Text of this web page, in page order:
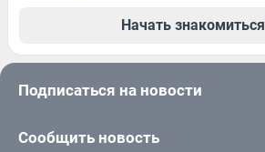
Начать знакомиться
Подписаться на новости
Сообщить новость